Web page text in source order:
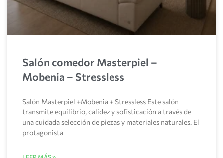
Salón comedor Masterpiel –
Mobenia – Stressless
Salón Masterpiel +Mobenia + Stressless Este salón
transmite equilibrio, calidez y sofisticación a través de
una cuidada selección de piezas y materiales naturales. El
protagonista
LEER MÁS »